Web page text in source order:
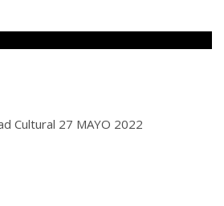
Cultural 27 MAYO 2022